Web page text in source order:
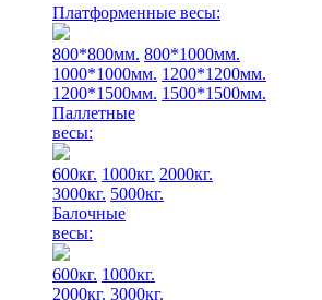
Платформенные весы:
800*800мм. 800*1000мм.
1000*1000мм. 1200*1200мм.
1200*1500мм. 1500*1500мм.
Паллетные
весы:
600кг. 1000кг. 2000кг.
3000кг. 5000кг.
Балочные
весы:
600кг. 1000кг.
2000кг. 3000кг.